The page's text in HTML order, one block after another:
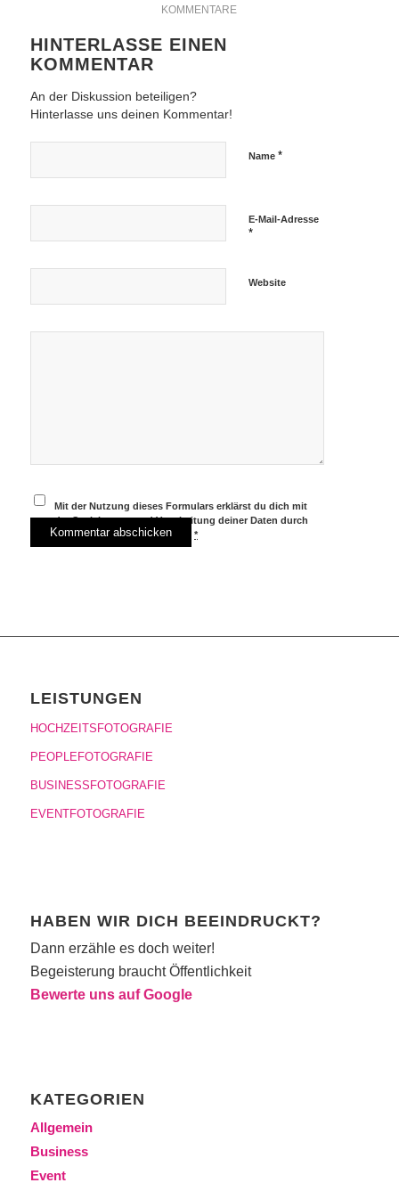
KOMMENTARE
HINTERLASSE EINEN
KOMMENTAR
An der Diskussion beteiligen?
Hinterlasse uns deinen Kommentar!
Name *
E-Mail-Adresse
*
Website
Mit der Nutzung dieses Formulars erklärst du dich mit
der Speicherung und Verarbeitung deiner Daten durch
diese Website einverstanden.*
LEISTUNGEN
HOCHZEITSFOTOGRAFIE
PEOPLEFOTOGRAFIE
BUSINESSFOTOGRAFIE
EVENTFOTOGRAFIE
HABEN WIR DICH BEEINDRUCKT?
Dann erzähle es doch weiter!
Begeisterung braucht Öffentlichkeit
Bewerte uns auf Google
KATEGORIEN
Allgemein
Business
Event